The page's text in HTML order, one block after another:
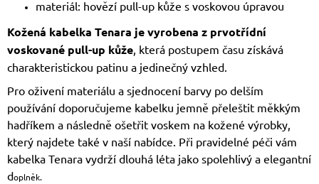
materiál: hovězí pull-up kůže s voskovou úpravou
Kožená kabelka Tenara je vyrobena z prvotřídní
voskované pull-up kůže, která postupem času získává
charakteristickou patinu a jedinečný vzhled.
Pro oživení materiálu a sjednocení barvy po delším
používání doporučujeme kabelku jemně přeleštit měkkým
hadříkem a následně ošetřit voskem na kožené výrobky,
který najdete také v naší nabídce. Při pravidelné péči vám
kabelka Tenara vydrží dlouhá léta jako spolehlivý a elegantní
doplněk.